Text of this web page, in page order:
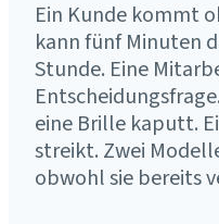
Ein Kunde kommt
kann fünf Minuten
Stunde. Eine
eine Brille kaputt.
streikt. Zwei
obwohl sie bereits